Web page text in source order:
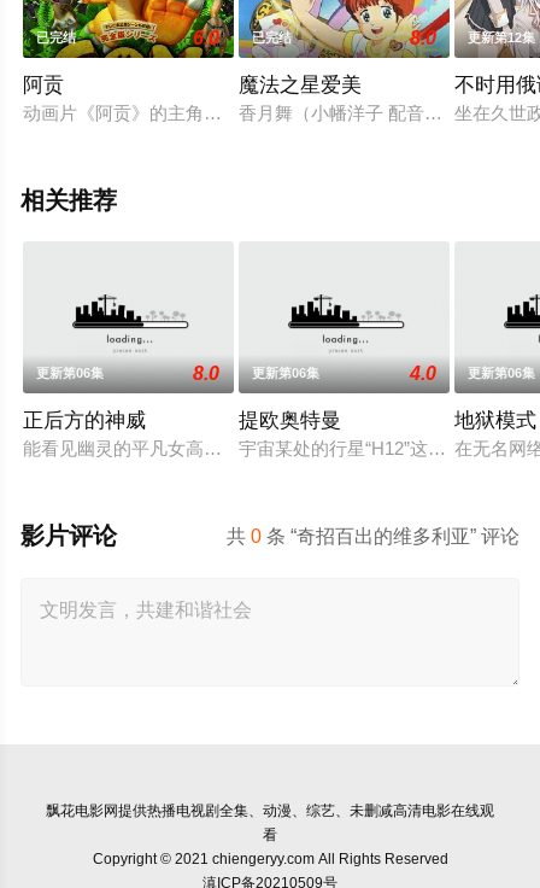
已完结 6.0
阿贡
动画片《阿贡》的主角是一只既可爱又厉害，长相好似恐龙幼
已完结 8.0
魔法之星爱美
香月舞（小幡洋子 配音）是小学五
更新第12集
不时用
坐在久世
相关推荐
更新第06集 8.0
正后方的神威
能看见幽灵的平凡女高中生·志津香，利用容易吸引幽灵的特殊
更新第06集 4.0
提欧奥特曼
宇宙某处的行星“H12”这颗与地球极
更新第06集
地狱模
在无名网
共0 条 “奇招百出的维多利亚” 评论
影片评论
飘花电影网提供热播电视剧全集、动漫、综艺、未删减高清电影在线观
看
Copyright © 2021 chiengeryy.com All Rights Reserved
滇ICP备20210509号